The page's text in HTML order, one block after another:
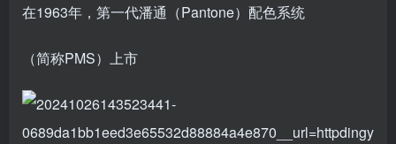
在1963年，第一代潘通（Pantone）配色系统
（简称PMS）上市